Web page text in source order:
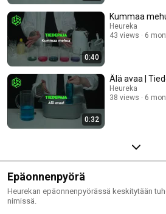
0:40
Kummaa
Heureka
43 views
6
0:32
Älä avaa |
Heureka
38 views
6
Epäonnenpyörä
Heurekan epäonnenpyörässä keskitytään
nimissä.